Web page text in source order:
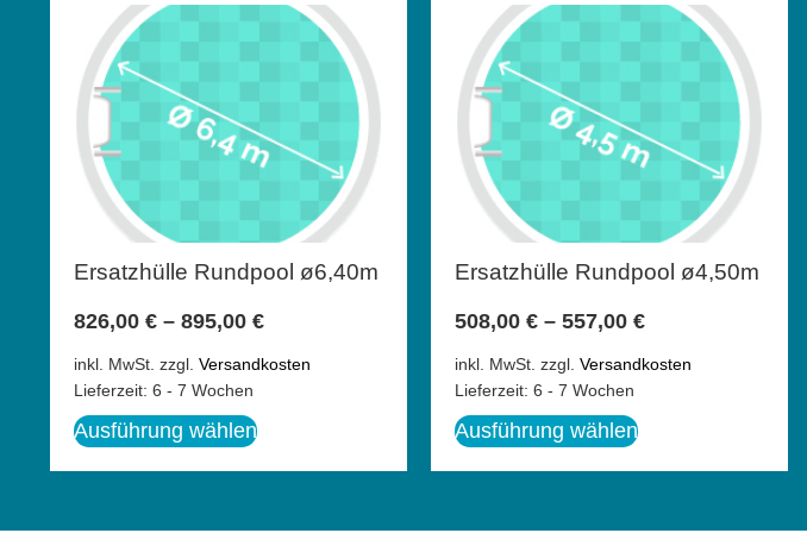
Ersatzhülle Rundpool ø6,40m
826,00 € – 895,00 €
inkl. MwSt. zzgl. Versandkosten
Lieferzeit: 6 - 7 Wochen
Ausführung wählen
Ersatzhülle Rundpool ø4,50m
508,00 € – 557,00 €
inkl. MwSt. zzgl. Versandkosten
Lieferzeit: 6 - 7 Wochen
Ausführung wählen